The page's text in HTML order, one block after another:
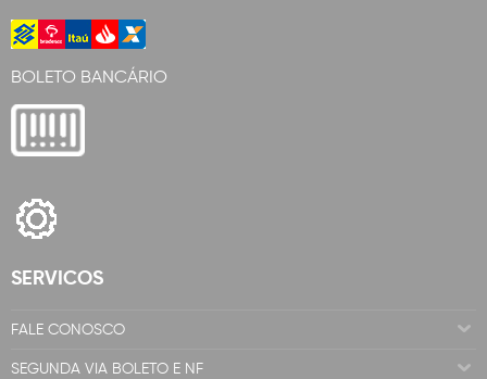
BOLETO BANCÁRIO
SERVICOS
FALE CONOSCO
SEGUNDA VIA BOLETO E NF